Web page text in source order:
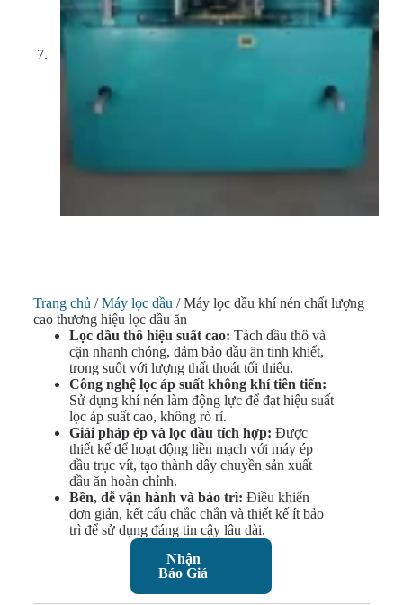
Trang chủ /Máy lọc dầu / Máy lọc dầu khí nén chất lượng
cao thương hiệu lọc dầu ăn
Lọc dầu thô hiệu suất cao: Tách dầu thô và
cặn nhanh chóng, đảm bảo dầu ăn tinh khiết,
trong suốt với lượng thất thoát tối thiểu.
Công nghệ lọc áp suất không khí tiên tiến:
Sử dụng khí nén làm động lực để đạt hiệu suất
lọc áp suất cao, không rò rỉ.
Giải pháp ép và lọc dầu tích hợp: Được
thiết kế để hoạt động liền mạch với máy ép
dầu trục vít, tạo thành dây chuyền sản xuất
dầu ăn hoàn chỉnh.
Bền, dễ vận hành và bảo trì: Điều khiển
đơn giản, kết cấu chắc chắn và thiết kế ít bảo
trì để sử dụng đáng tin cậy lâu dài.
Nhận
Báo Giá